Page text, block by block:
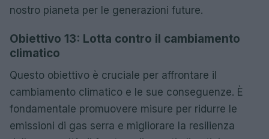
nostro pianeta per le generazioni future.
Obiettivo 13: Lotta contro il cambiamento
climatico
Questo obiettivo è cruciale per affrontare il
cambiamento climatico e le sue conseguenze. È
fondamentale promuovere misure per ridurre le
emissioni di gas serra e migliorare la resilienza